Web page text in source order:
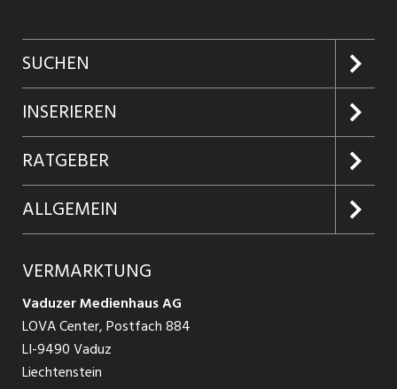
SUCHEN
Jobs suchen
Jobabo
Firmen entdecken
Jobs in Graubünden
Jobs in St. Gallen
Jobs in Glarus
Jobs in der Südostschweiz
INSERIEREN
Kundenlogin
Inserieren
Produkte
Schnittstelle
RATGEBER
Glossar
Ratgeber Bewerbung / Rekrutierung
ALLGEMEIN
AGB
Datenschutzbestimmungen
Nutzungsbedingungen
VERMARKTUNG
Vaduzer Medienhaus AG
LOVA Center, Postfach 884
LI-9490 Vaduz
Liechtenstein